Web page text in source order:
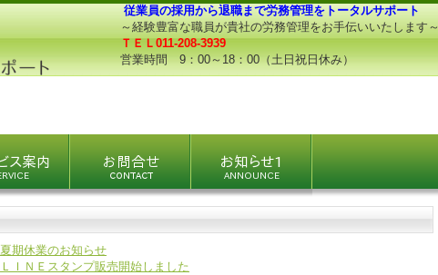
従業員の採用から退職まで労務管理をトータルサポート
～経験豊富な職員が貴社の労務管理をお手伝いいたします～
ＴＥＬ011-208-3939
営業時間 9：00～18：00（土日祝日休み）
夏期休業のお知らせ
ＬＩＮＥスタンプ販売開始しました